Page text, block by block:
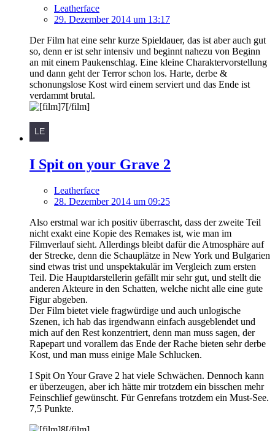
Leatherface
29. Dezember 2014 um 13:17
Der Film hat eine sehr kurze Spieldauer, das ist aber auch gut
so, denn er ist sehr intensiv und beginnt nahezu von Beginn
an mit einem Paukenschlag. Eine kleine Charaktervorstellung
und dann geht der Terror schon los. Harte, derbe &
schonungslose Kost wird einem serviert und das Ende ist
verdammt brutal.
I Spit on your Grave 2
Leatherface
28. Dezember 2014 um 09:25
Also erstmal war ich positiv überrascht, dass der zweite Teil
nicht exakt eine Kopie des Remakes ist, wie man im
Filmverlauf sieht. Allerdings bleibt dafür die Atmosphäre auf
der Strecke, denn die Schauplätze in New York und Bulgarien
sind etwas trist und unspektakulär im Vergleich zum ersten
Teil. Die Hauptdarstellerin gefällt mir sehr gut, und stellt die
anderen Akteure in den Schatten, welche nicht alle eine gute
Figur abgeben.
Der Film bietet viele fragwürdige und auch unlogische
Szenen, ich hab das irgendwann einfach ausgeblendet und
mich auf den Rest konzentriert, denn man muss sagen, der
Rapepart und vorallem das Ende der Rache bieten sehr derbe
Kost, und man muss einige Male Schlucken.
I Spit On Your Grave 2 hat viele Schwächen. Dennoch kann
er überzeugen, aber ich hätte mir trotzdem ein bisschen mehr
Feinschlief gewünscht. Für Genrefans trotzdem ein Must-See.
7,5 Punkte.